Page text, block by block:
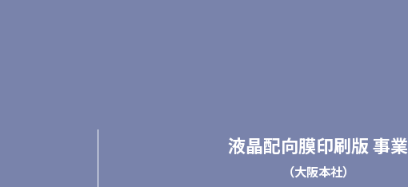
液晶配向膜印刷版 事業
（大阪本社）